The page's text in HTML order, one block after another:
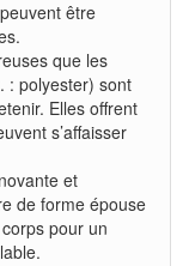
être
que les
: polyester) sont
Elles offrent
s’affaisser
et
de forme épouse
pour un